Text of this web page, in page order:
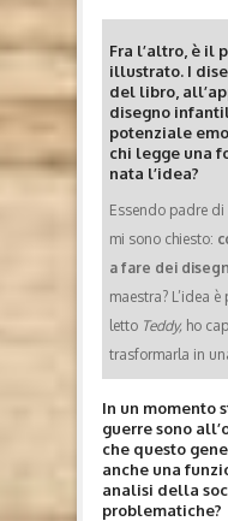
Fra l’altro, è il
illustrato. I
del libro,
disegno
potenziale
chi legge una
nata l’idea?
Essendo padre
mi sono chiesto:
a fare dei
maestra? L’idea
letto Teddy, ho
trasformarla in
In un momento
guerre sono
che questo
anche una
analisi della
problematiche?